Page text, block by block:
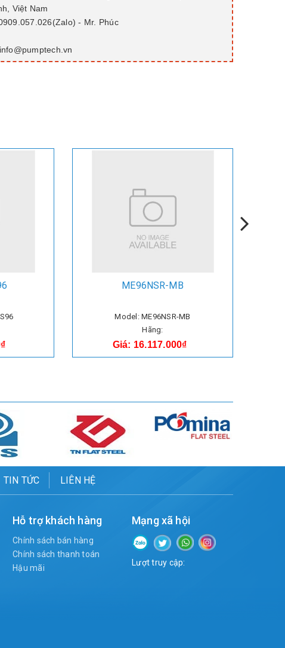
Việt Nam
- Mr. Phúc
info@pumptech.vn
ME96NSR-MB
Model: ME96NSR-MB
Hãng:
Giá: 16.117.000₫
TIN TỨC LIÊN HỆ
Hỗ trợ khách hàng
Chính sách bán hàng
Chính sách thanh toán
Hậu mãi
Mạng xã hội
Lượt truy cập: